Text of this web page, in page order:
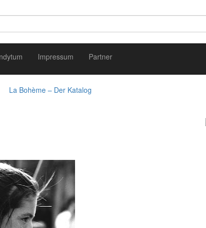
Impressum Partner
La Bohème – Der Katalog